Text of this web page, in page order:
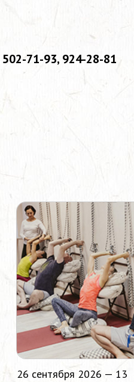
502-71-93, 924-28-81
26 сентября 2026 — 13